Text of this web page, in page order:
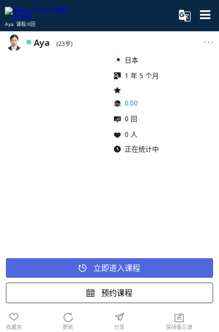
Aya 课程:0回
Aya (23岁)
日本
1 年 5 个月
0.00
0 回
0 人
正在统计中
立即进入课程
预约课程
收藏夹 更新 分享 保持备忘录